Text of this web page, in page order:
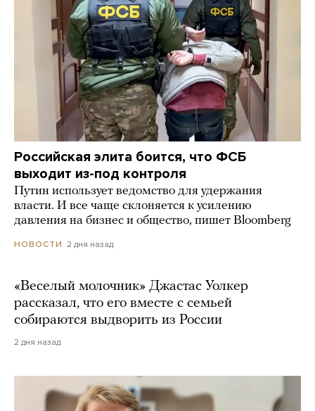
Российская элита боится, что ФСБ
выходит из-под контроля
Путин использует ведомство для удержания
власти. И все чаще склоняется к усилению
давления на бизнес и общество, пишет Bloomberg
НОВОСТИ 2 дня назад
«Веселый молочник» Джастас Уолкер
рассказал, что его вместе с семьей
собираются выдворить из России
2 дня назад